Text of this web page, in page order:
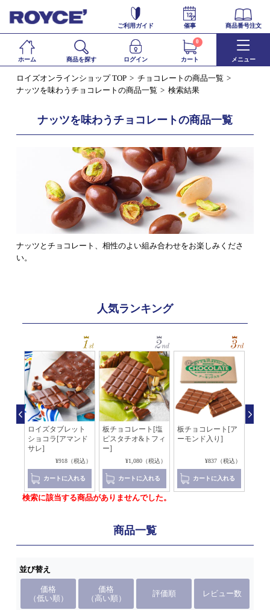
ご利用ガイド 催事 商品番号注文
ホーム 商品を探す ログイン カート
0
メニュー
ロイズオンラインショップ TOP
チョコレートの商品一覧
ナッツを味わうチョコレートの商品一覧
検索結果
ナッツを味わうチョコレートの商品一覧
ナッツとチョコレート、相性のよい組み合わせをお楽しみくださ
い。
人気ランキング
ロイズタブレット
ショコラ[アマンド
サレ]
¥918（税込）
カートに入れる
板チョコレート[塩
ピスタチオ&トフィ
ー]
¥1,080（税込）
カートに入れる
板チョコレート[ア
ーモンド入り]
¥837（税込）
カートに入れる
検索に該当する商品がありませんでした。
商品一覧
並び替え
価格
（低い順）
価格
（高い順）
評価順 レビュー数